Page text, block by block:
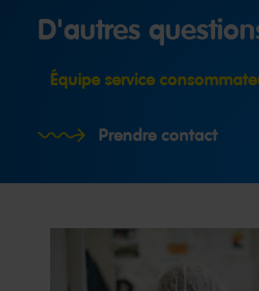
D'autres
Équipe service
Prendre contact